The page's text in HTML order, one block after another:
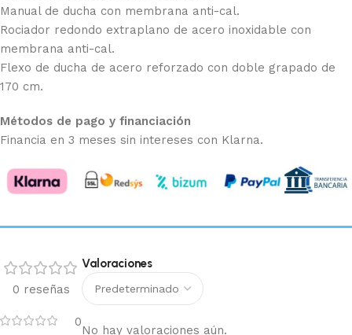
Manual de ducha con membrana anti-cal.
Rociador redondo extraplano de acero inoxidable con
membrana anti-cal.
Flexo de ducha de acero reforzado con doble grapado de
170 cm.
Métodos de pago y financiación
Financia en 3 meses sin intereses con Klarna.
0 reseñas
0
Valoraciones
No hay valoraciones aún.